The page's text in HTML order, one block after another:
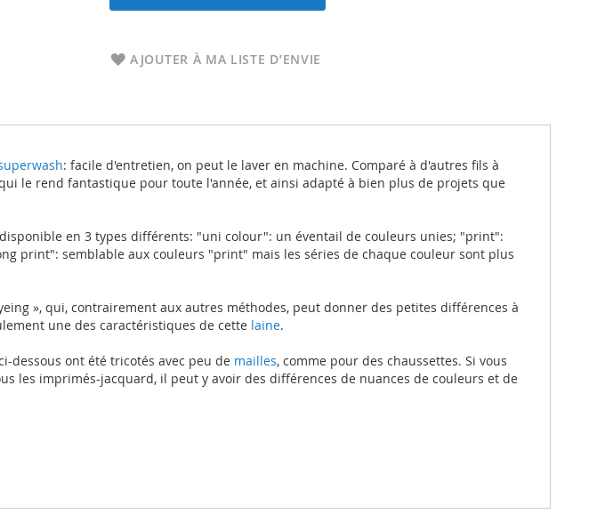
AJOUTER À MA LISTE D’ENVIE
: facile d'entretien, on peut le laver en machine. Comparé à d'autres fils à
le rend fantastique pour toute l'année, et ainsi adapté à bien plus de projets que
disponible en 3 types différents: "uni colour": un éventail de couleurs unies; "print":
print": semblable aux couleurs "print" mais les séries de chaque couleur sont plus
», qui, contrairement aux autres méthodes, peut donner des petites différences à
une des caractéristiques de cette laine.
dessous ont été tricotés avec peu de mailles, comme pour des chaussettes. Si vous
les imprimés-jacquard, il peut y avoir des différences de nuances de couleurs et de